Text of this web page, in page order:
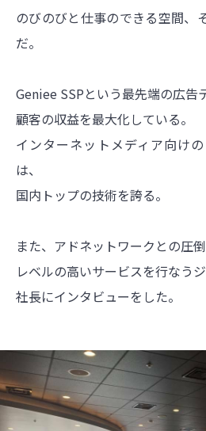
のびのびと仕事のできる空間、
だ。
Geniee SSPという最先端の広告
顧客の収益を最大化している。
インターネットメディア向け
は、
国内トップの技術を誇る。
また、アドネットワークとの圧
レベルの高いサービスを行なう
社長にインタビューをした。